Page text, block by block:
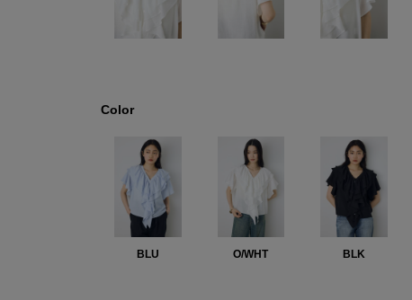
Color
BLU O/WHT BLK